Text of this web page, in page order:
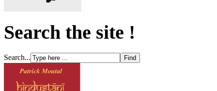
Search the site !
Search...